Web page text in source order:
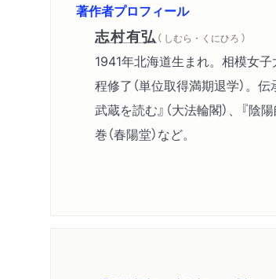
著作者プロフィール
志村有弘 （ しむら・くにひろ ）
1941年北海道生まれ。相模女
程修了（単位取得満期退学）。
武蔵を読む』（大法輪閣）、『
巻（春陽堂）など。